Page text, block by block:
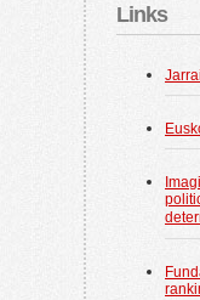
Links